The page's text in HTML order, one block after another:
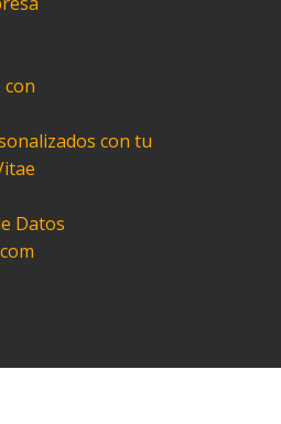
con
con tu
Datos